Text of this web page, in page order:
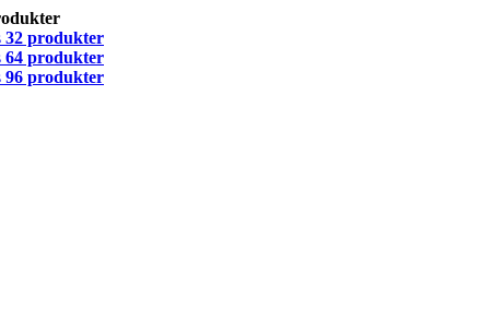
32 produkter
64 produkter
96 produkter